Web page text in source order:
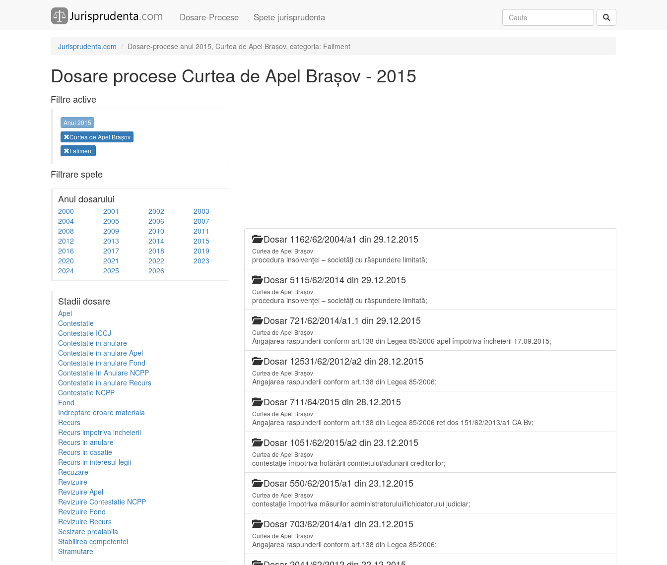
Dosare-Procese Spete jurisprudenta
Jurisprudenta.com Dosare-procese anul 2015, Curtea de Apel Brașov, categoria: Faliment
Dosare procese Curtea de Apel Brașov - 2015
Filtre active
Anul 2015
Curtea de Apel Brașov
Faliment
Filtrare spete
Anul dosarului
2000 2001 2002
2003
2004
2005 2006
2007
2008
2009 2010
2011
2012
2013 2014
2015
2016
2017 2018
2019
2020
2021 2022
2023
2024
2025 2026
Stadii dosare
Apel
Contestatie
Contestatie ICCJ
Contestatie in anulare
Contestatie in anulare Apel
Contestatie in anulare Fond
Contestatie In Anulare NCPP
Contestatie in anulare Recurs
Contestatie NCPP
Fond
Indreptare eroare materiala
Recurs
Recurs impotriva incheierii
Recurs in anulare
Recurs in casatie
Recurs in interesul legii
Recuzare
Revizuire
Revizuire Apel
Revizuire Contestatie NCPP
Revizuire Fond
Revizuire Recurs
Sesizare prealabila
Stabilirea competentei
Stramutare
Dosar 1162/62/2004/a1 din 29.12.2015
Curtea de Apel Brașov
procedura insolvenţei – societăţi cu răspundere limitată;
Dosar 5115/62/2014 din 29.12.2015
Curtea de Apel Brașov
procedura insolvenţei – societăţi cu răspundere limitată;
Dosar 721/62/2014/a1.1 din 29.12.2015
Curtea de Apel Brașov
Angajarea raspunderii conform art.138 din Legea 85/2006 apel împotriva încheierii 17.09.2015;
Dosar 12531/62/2012/a2 din 28.12.2015
Curtea de Apel Brașov
Angajarea raspunderii conform art.138 din Legea 85/2006;
Dosar 711/64/2015 din 28.12.2015
Curtea de Apel Brașov
Angajarea raspunderii conform art.138 din Legea 85/2006 ref dos 151/62/2013/a1 CA Bv;
Dosar 1051/62/2015/a2 din 23.12.2015
Curtea de Apel Brașov
contestaţie împotriva hotărârii comitetului/adunarii creditorilor;
Dosar 550/62/2015/a1 din 23.12.2015
Curtea de Apel Brașov
contestaţie împotriva măsurilor administratorului/lichidatorului judiciar;
Dosar 703/62/2014/a1 din 23.12.2015
Curtea de Apel Brașov
Angajarea raspunderii conform art.138 din Legea 85/2006;